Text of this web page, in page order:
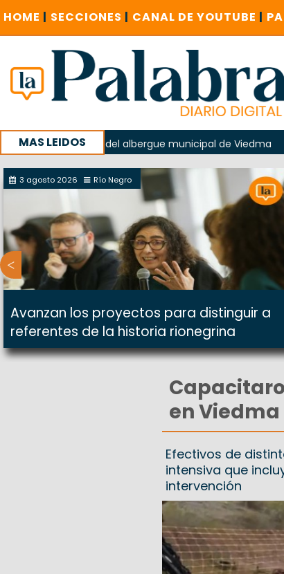
HOME | SECCIONES | CANAL DE YOUTUBE |
MAS LEIDOS
explosión del albergue municipal de Viedma La
con un encuentro provincial en Roca
3 agosto 2026 Río Negro
Avanzan los proyectos para distinguir a
referentes de la historia rionegrina
en Viedma
Efectivos de
intensiva que
intervención